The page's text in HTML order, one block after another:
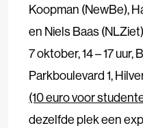
Koopman (NewBe),
en Niels Baas
7 oktober, 14 – 17 uur,
Parkboulevard 1,
(10 euro voor
dezelfde plek een